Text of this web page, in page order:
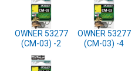
OWNER 53277
(CM-03) -2
OWNER 53277
(CM-03) -4